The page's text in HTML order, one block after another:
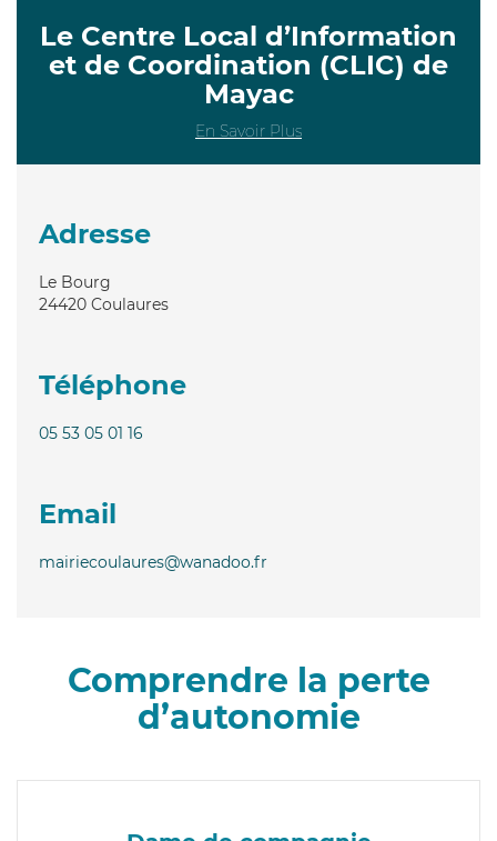
Le Centre Local d’Information
et de Coordination (CLIC) de
Mayac
En Savoir Plus
Adresse
Le Bourg
24420 Coulaures
Téléphone
05 53 05 01 16
Email
mairiecoulaures@wanadoo.fr
Comprendre la perte
d’autonomie